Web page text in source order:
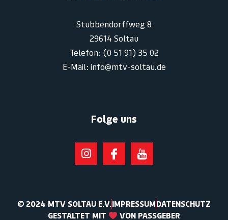
Stubbendorffweg 8
29614 Soltau
Telefon: (0 51 91) 35 02
E-Mail: info@mtv-soltau.de
Folge uns
© 2024 MTV SOLTAU E.V.IMPRESSUMDATENSCHUTZ
GESTALTET MIT
VON PASSGEBER